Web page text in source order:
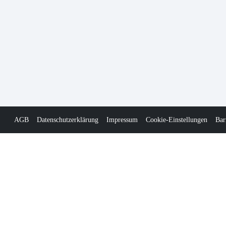
AGB Datenschutzerklärung Impressum Cookie-Einstellungen